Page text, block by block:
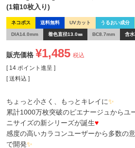
(1箱10枚入り)
ネコポス 送料無料 UVカット うるおい成分
DIA14.0mm 着色直径13.0㎜ BC8.7mm 含
販売価格 ¥1,485 税込
[ 14 ポイント進呈 ]
送料込
ちょっと小さく、もっとキレイに✨
累計1000万枚突破のピエナージュからユ
ニサイズの新シリーズが誕生♥
感度の高いカラコンユーザーから多数の
で開発✨